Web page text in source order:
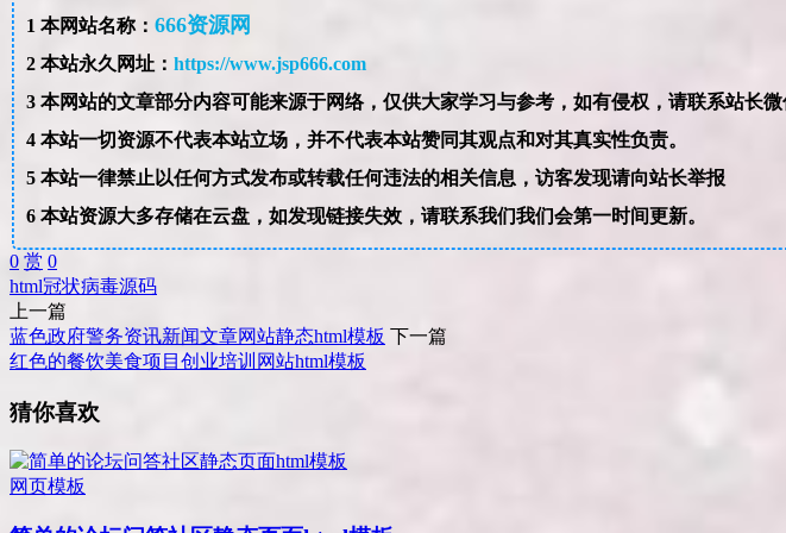
1 本网站名称： 666资源网
2本站永久网址： https://www.jsp666.com
3
4本站一切资源不代表本站立场，并不代表本站赞同其观点和对其真实性负责。
5本站一律禁止以任何方式发布或转载任何违法的相关信息，访客发现请向站长举报
6本站资源大多存储在云盘，如发现链接失效，请联系我们我们会第一时间更新。
0 赏 0
html冠状病毒源码
上一篇
蓝色政府警务资讯新闻文章网站静态html模板 下一篇
红色的餐饮美食项目创业培训网站html模板
猜你喜欢
网页模板